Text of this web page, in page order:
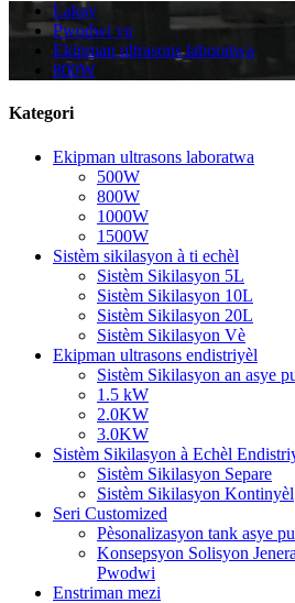
Lakay
Pwodwi yo
Ekipman ultrasons laboratwa
800W
Kategori
Ekipman ultrasons laboratwa
500W
800W
1000W
1500W
Sistèm sikilasyon à ti echèl
Sistèm Sikilasyon 5L
Sistèm Sikilasyon 10L
Sistèm Sikilasyon 20L
Sistèm Sikilasyon Vè
Ekipman ultrasons endistriyèl
Sistèm Sikilasyon an asye
1.5 kW
2.0KW
3.0KW
Sistèm Sikilasyon à Echèl
Sistèm Sikilasyon Separe
Sistèm Sikilasyon Kontinyèl
Seri Customized
Pèsonalizasyon tank asye
Konsepsyon Solisyon
Pwodwi
Enstriman mezi